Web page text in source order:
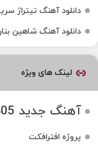
دانلود آهنگ تیتراژ
دانلود آهنگ شاهین
لینک های ویژه
آهنگ جدید 1405
پروژه افترافکت